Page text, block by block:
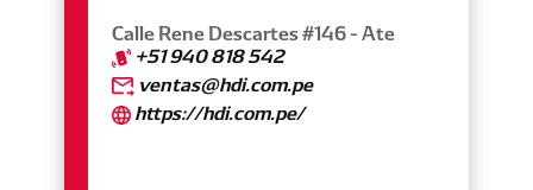
Contacto
Buscar Pieza
Calle Rene Descartes #146 - Ate
+51 940 818 542
ventas@hdi.com.pe
https://hdi.com.pe/